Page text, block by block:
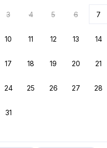
3 4 5 6 7
10 11 12 13 14
17 18 19 20 21
24 25 26 27 28
31
от
Вернём бонусами
Суперхозяин